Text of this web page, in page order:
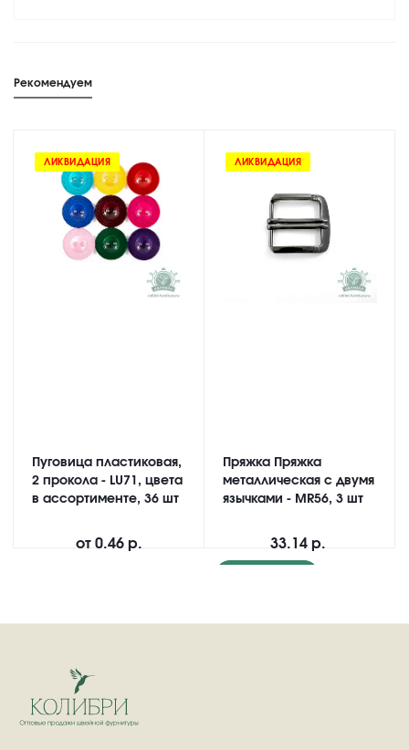
Рекомендуем
ЛИКВИДАЦИЯ
Пуговица пластиковая,
2 прокола - LU71, цвета
в ассортименте, 36 шт
от 0.46 р.
ЛИКВИДАЦИЯ
Пряжка Пряжка
металлическая с двумя
язычками - MR56, 3 шт
33.14 р.